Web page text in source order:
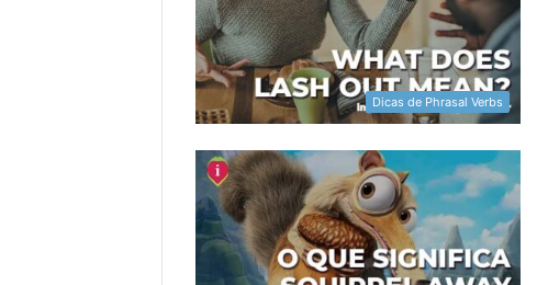
Dicas de Phrasal Verbs